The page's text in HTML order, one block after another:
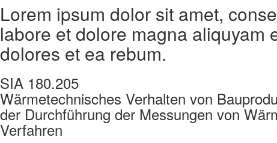
Lorem ipsum dolor sit amet,
labore et dolore magna aliquyam
dolores et ea rebum.
SIA 180.205
Wärmetechnisches Verhalten von
der Durchführung der Messungen von
Verfahren